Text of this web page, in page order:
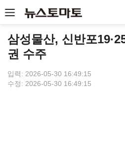
삼성물산, 신반포
권 수주
입력: 2026-05-30 16:49:15
수정: 2026-05-30 16:49:15